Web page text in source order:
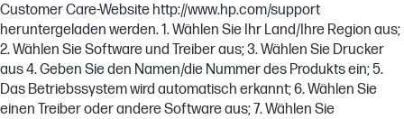
Customer Care-Website http://www.hp.com/support
heruntergeladen werden. 1. Wählen Sie Ihr Land/Ihre Region aus;
2. Wählen Sie Software und Treiber aus; 3. Wählen Sie Drucker
aus 4. Geben Sie den Namen/die Nummer des Produkts ein; 5.
Das Betriebssystem wird automatisch erkannt; 6. Wählen Sie
einen Treiber oder andere Software aus; 7. Wählen Sie